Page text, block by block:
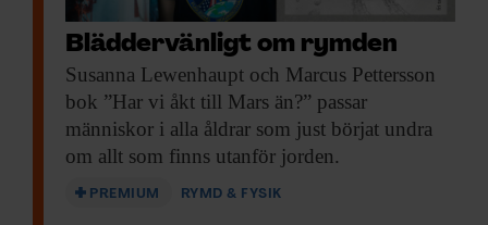
Bläddervänligt om rymden
Susanna Lewenhaupt och Marcus Pettersson
bok ”Har vi åkt till Mars än?” passar
människor i alla åldrar som just börjat undra
om allt som finns utanför jorden.
PREMIUM RYMD & FYSIK